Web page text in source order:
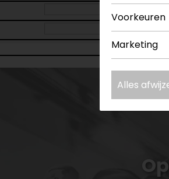
Voorkeuren
Marketing
Alles